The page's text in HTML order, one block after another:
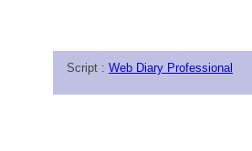
Script : Web Diary Professional